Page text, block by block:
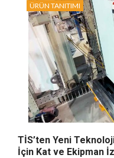
ÜRÜN TANITIMI
TİS’ten Yeni
İçin Kat ve Ekipman